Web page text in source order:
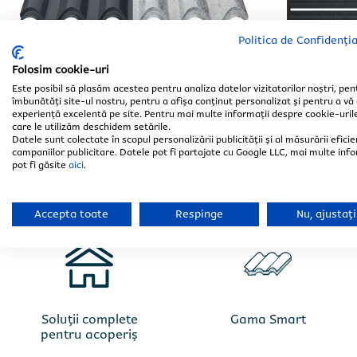
Politica de
Folosim cookie-uri
Este posibil să plasăm acestea pentru analiza datelor vizitatorilor noștri,
îmbunătăți site-ul nostru, pentru a afișa conținut personalizat și pentru a vă
experiență excelentă pe site. Pentru mai multe informații despre cookie-
care le utilizăm deschidem setările.
Datele sunt colectate în scopul personalizării publicității și al măsurării
campaniilor publicitare. Datele pot fi partajate cu Google LLC, mai multe
pot fi găsite aici.
Accepta toate Respinge Nu, ajustați
Încarcă
*aceste
Încarcă
*aceste
Țiglă metalică Nobel
Smart
Soluții complete
pentru acoperiș
Gama Smart